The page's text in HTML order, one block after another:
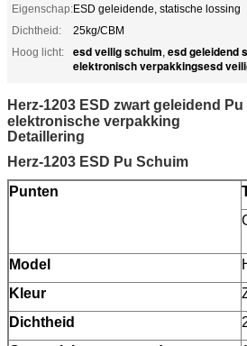
Eigenschap:ESD geleidende, statische lossing
Dichtheid:
25kg/CBM
Hoog licht:
esd veilig schuim, esd geleidend
elektronisch verpakkingsesd
Herz-1203 ESD zwart geleidend
elektronische verpakking
Detaillering
Herz-1203 ESD Pu Schuim
Punten
Model
Kleur
Dichtheid